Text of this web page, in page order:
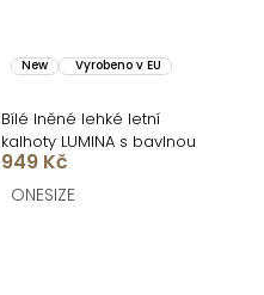
New Vyrobeno v EU
Bílé lněné lehké letní
kalhoty LUMINA s bavlnou
949 Kč
ONESIZE